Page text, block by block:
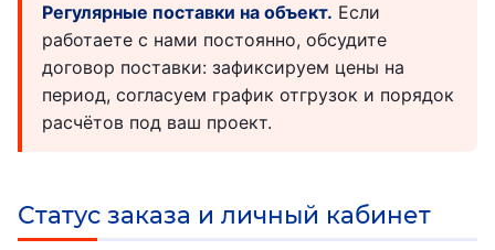
Регулярные поставки на объект. Если
работаете с нами постоянно, обсудите
договор поставки: зафиксируем цены на
период, согласуем график отгрузок и порядок
расчётов под ваш проект.
Статус заказа и личный кабинет